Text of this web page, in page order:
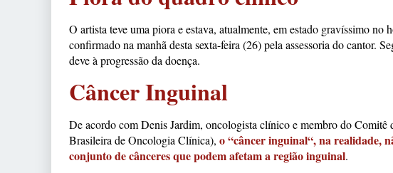
O artista teve uma piora e estava, atualmente, em estado gravíssimo no
confirmado na manhã desta sexta-feira (26) pela assessoria do cantor.
deve à progressão da doença.
Câncer Inguinal
De acordo com Denis Jardim, oncologista clínico e membro do
Brasileira de Oncologia Clínica), o “câncer inguinal“, na realidade,
conjunto de cânceres que podem afetam a região inguinal.